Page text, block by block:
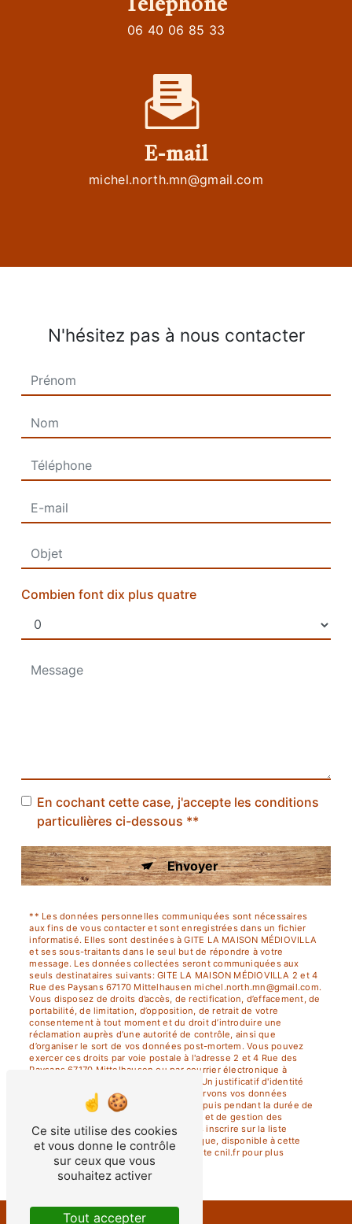
Téléphone
06 40 06 85 33
E-mail
michel.north.mn@gmail.com
N'hésitez pas à nous contacter
Combien font dix plus quatre
En cochant cette case, j'accepte les conditions
particulières ci-dessous **
Envoyer
** Les données personnelles communiquées sont nécessaires
aux fins de vous contacter et sont enregistrées dans un fichier
informatisé. Elles sont destinées à GITE LA MAISON MÉDIOVILLA
et ses sous-traitants dans le seul but de répondre à votre
message. Les données collectées seront communiquées aux
seuls destinataires suivants: GITE LA MAISON MÉDIOVILLA 2 et 4
Rue des Paysans 67170 Mittelhausen michel.north.mn@gmail.com.
Vous disposez de droits d’accès, de rectification, d’effacement, de
portabilité, de limitation, d’opposition, de retrait de votre
consentement à tout moment et du droit d’introduire une
réclamation auprès d’une autorité de contrôle, ainsi que
d’organiser le sort de vos données post-mortem. Vous pouvez
exercer ces droits par voie postale à l'adresse 2 et 4 Rue des
Paysans 67170 Mittelhausen ou par courrier électronique à
l'adresse michel.north.mn@gmail.com. Un justificatif d'identité
pourra vous être demandé. Nous conservons vos données
pendant la période de prise de contact puis pendant la durée de
prescription légale aux fins probatoires et de gestion des
contentieux. Vous avez le droit de vous inscrire sur la liste
d'opposition au démarchage téléphonique, disponible à cette
adresse:Bloctel.gouv.fr. Consultez le site cnil.fr pour plus
d’informations sur vos droits.
Ce site utilise des cookies
et vous donne le contrôle
sur ceux que vous
souhaitez activer
Tout accepter